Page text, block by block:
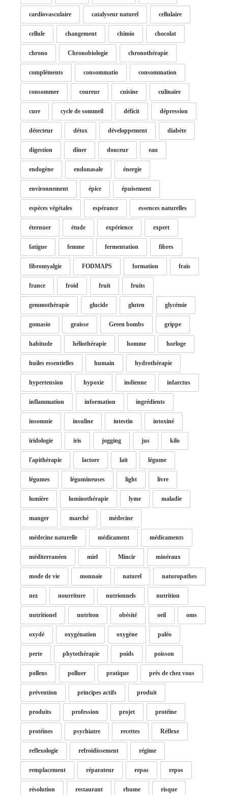
cardiovasculaire catalyseur naturel cellulaire
cellule changement chimio chocolat
chrono Chronobiologie chronothérapie
compléments consommatio consommation
consommer coureur cuisine culinaire
cure cycle de sommeil déficit dépression
détecteur détox développement diabète
digestion dîner douceur eau
endogène endonasale énergie
environnement épice épuisement
espèces végétales espérance essences naturelles
éternuer étude expérience expert
fatigue femme fermentation fibres
fibromyalgie FODMAPS formation frais
france froid fruit fruits
gemmothérapie glucide gluten glycémie
gomasio graisse Green bombs grippe
habitude héliothérapie homme horloge
huiles essentielles humain hydrothérapie
hypertension hypoxie indienne infarctus
inflammation information ingrédients
insomnie insuline intestin intoxiné
iridologie iris jogging jus kilo
l'apithérapie lactore lait légume
légumes légumineuses light livre
lumière luminothérapie lyme maladie
manger marché médecine
médecine naturelle médicament médicaments
méditerranéen miel Mincir minéraux
mode de vie monnaie naturel naturopathes
nez nourriture nutrionnels nutrition
nutritionel nutriton obésité oeil oms
oxydé oxygénation oxygène paléo
perte phytothérapie poids poisson
pollens polluer pratique près de chez vous
prévention principes actifs produit
produits profession projet protéine
protéines psychiatre recettes Réflexe
reflexologie refroidissement régime
remplacement réparateur repas repos
résolution restaurant rhume risque